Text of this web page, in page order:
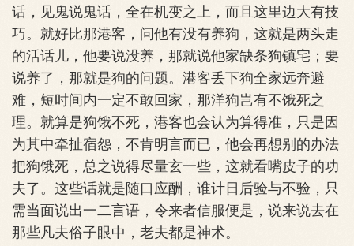
话，见鬼说鬼话，全在机变之上，而且这里边大有技
巧。就好比那港客，问他有没有养狗，这就是两头走
的活话儿，他要说没养，那就说他家缺条狗镇宅；要
说养了，那就是狗的问题。港客丢下狗全家远奔避
难，短时间内一定不敢回家，那洋狗岂有不饿死之
理。就算是狗饿不死，港客也会认为算得准，只是因
为其中牵扯宿怨，不肯明言而已，他会再想别的办法
把狗饿死，总之说得尽量玄一些，这就看嘴皮子的功
夫了。这些话就是随口应酬，谁计日后验与不验，只
需当面说出一二言语，令来者信服便是，说来说去在
那些凡夫俗子眼中，老夫都是神术。